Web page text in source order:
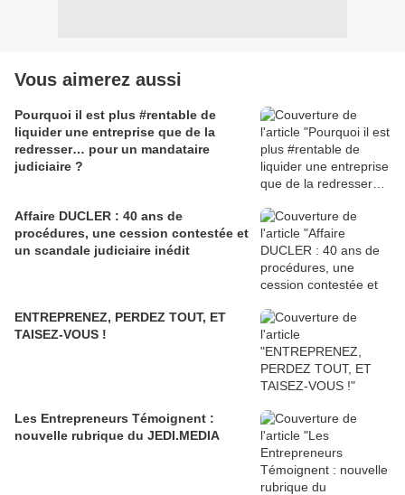
Vous aimerez aussi
Pourquoi il est plus #rentable de
liquider une entreprise que de la
redresser… pour un mandataire
judiciaire ?
Affaire DUCLER : 40 ans de
procédures, une cession contestée et
un scandale judiciaire inédit
ENTREPRENEZ, PERDEZ TOUT, ET
TAISEZ-VOUS !
Les Entrepreneurs Témoignent :
nouvelle rubrique du JEDI.MEDIA